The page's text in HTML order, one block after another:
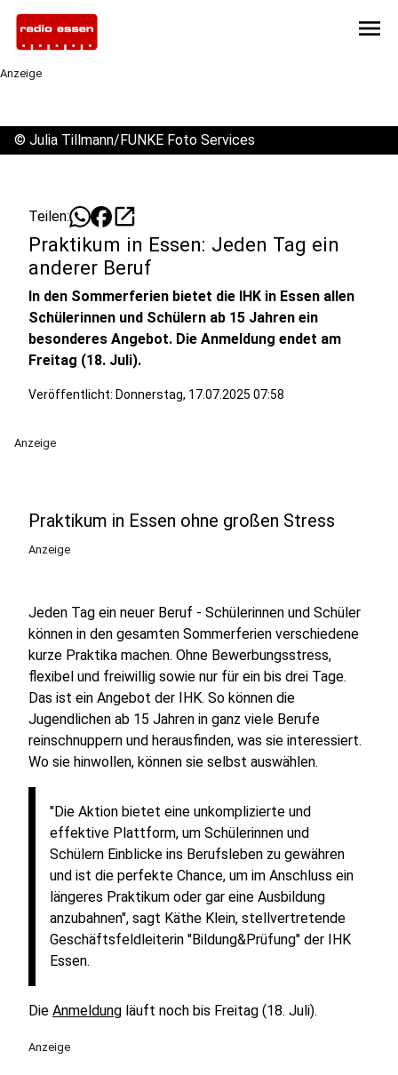
menu
Anzeige
© Julia Tillmann/FUNKE Foto Services
Teilen: open_in_new
Praktikum in Essen: Jeden Tag ein
anderer Beruf
In den Sommerferien bietet die IHK in Essen allen
Schülerinnen und Schülern ab 15 Jahren ein
besonderes Angebot. Die Anmeldung endet am
Freitag (18. Juli).
Veröffentlicht: Donnerstag, 17.07.2025 07:58
Anzeige
Praktikum in Essen ohne großen Stress
Anzeige
Jeden Tag ein neuer Beruf - Schülerinnen und Schüler
können in den gesamten Sommerferien verschiedene
kurze Praktika machen. Ohne Bewerbungsstress,
flexibel und freiwillig sowie nur für ein bis drei Tage.
Das ist ein Angebot der IHK. So können die
Jugendlichen ab 15 Jahren in ganz viele Berufe
reinschnuppern und herausfinden, was sie interessiert.
Wo sie hinwollen, können sie selbst auswählen.
"Die Aktion bietet eine unkomplizierte und
effektive Plattform, um Schülerinnen und
Schülern Einblicke ins Berufsleben zu gewähren
und ist die perfekte Chance, um im Anschluss ein
längeres Praktikum oder gar eine Ausbildung
anzubahnen", sagt Käthe Klein, stellvertretende
Geschäftsfeldleiterin "Bildung&Prüfung" der IHK
Essen.
Die Anmeldung läuft noch bis Freitag (18. Juli).
Anzeige